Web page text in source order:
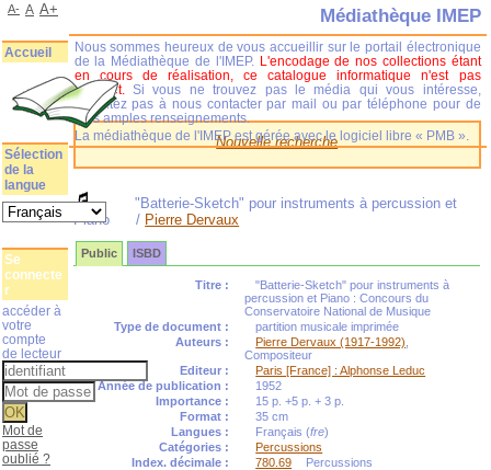
Nouvelle recherche
"Batterie-Sketch" pour instruments à percussion et
Piano
/ Pierre Dervaux
Public ISBD
Titre :
"Batterie-Sketch" pour instruments à
percussion et Piano : Concours du
Conservatoire National de Musique
Type de document :
partition musicale imprimée
Auteurs :
Pierre Dervaux (1917-1992)
Compositeur
Editeur :
Paris [France] : Alphonse Leduc
Année de publication :
1952
Importance :
15 p. +5 p. + 3 p.
Format :
35 cm
Langues :
Français (fre)
Catégories :
Percussions
Index. décimale :
780.69
Percussions
Médiathèque IMEP
Nous sommes heureux de vous accueillir sur le portail électronique
de la Médiathèque de l'IMEP. L'encodage de nos collections étant
en cours de réalisation, ce catalogue informatique n'est pas
complet.
Si vous ne trouvez pas le média qui vous intéresse,
n'hésitez pas à nous contacter par mail ou par téléphone pour de
plus amples renseignements.
La médiathèque de l'IMEP est gérée avec le logiciel libre « PMB ».
A- A A+
Accueil
Sélection
de la
langue
Se
connecte
r
accéder à
votre
compte
de lecteur
Mot de
passe
oublié ?